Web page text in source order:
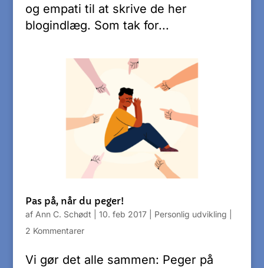
og empati til at skrive de her
blogindlæg. Som tak for...
Pas på, når du peger!
af Ann C. Schødt 10. feb 2017| Personlig udvikling
2 Kommentarer
Vi gør det alle sammen: Peger på